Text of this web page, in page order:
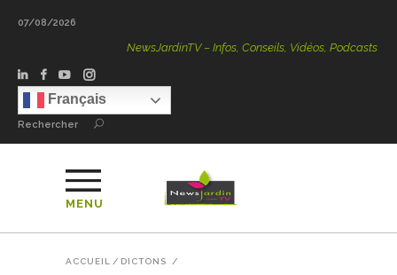
07/08/2026
NewsJardinTV – Infos, Conseils, Vidéos, Podcasts – 100 %
Français
Rechercher
MENU
ACCUEIL / DICTONS /